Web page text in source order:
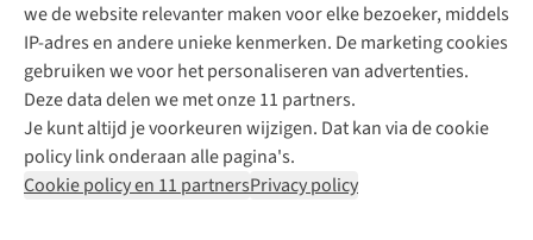
we de website relevanter maken voor elke bezoeker, middels
IP-adres en andere unieke kenmerken. De marketing cookies
gebruiken we voor het personaliseren van advertenties.
Deze data delen we met onze 11 partners.
Je kunt altijd je voorkeuren wijzigen. Dat kan via de cookie
policy link onderaan alle pagina's.
Cookie policy en 11 partnersPrivacy policy